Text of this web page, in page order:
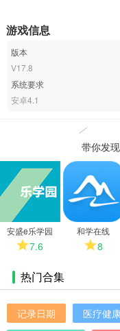
游戏信息
版本
V17.8
系统要求
安卓4.1
带你发
安盛e乐学园
7.6
和学在线
8
热门合集
记录日期 医疗健